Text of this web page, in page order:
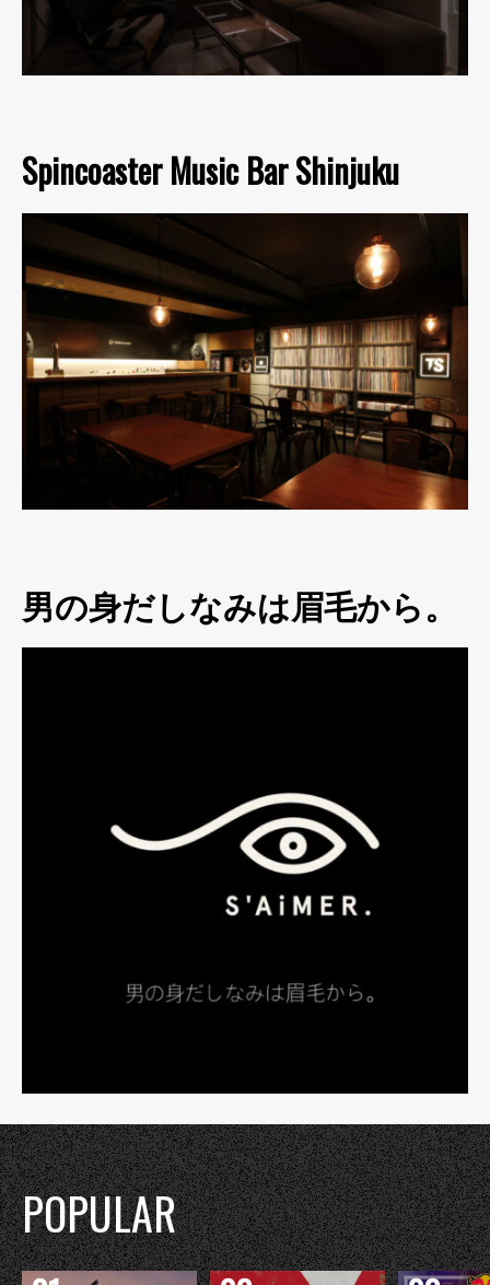
Spincoaster Music Bar Shinjuku
男の身だしなみは眉毛から。
POPULAR